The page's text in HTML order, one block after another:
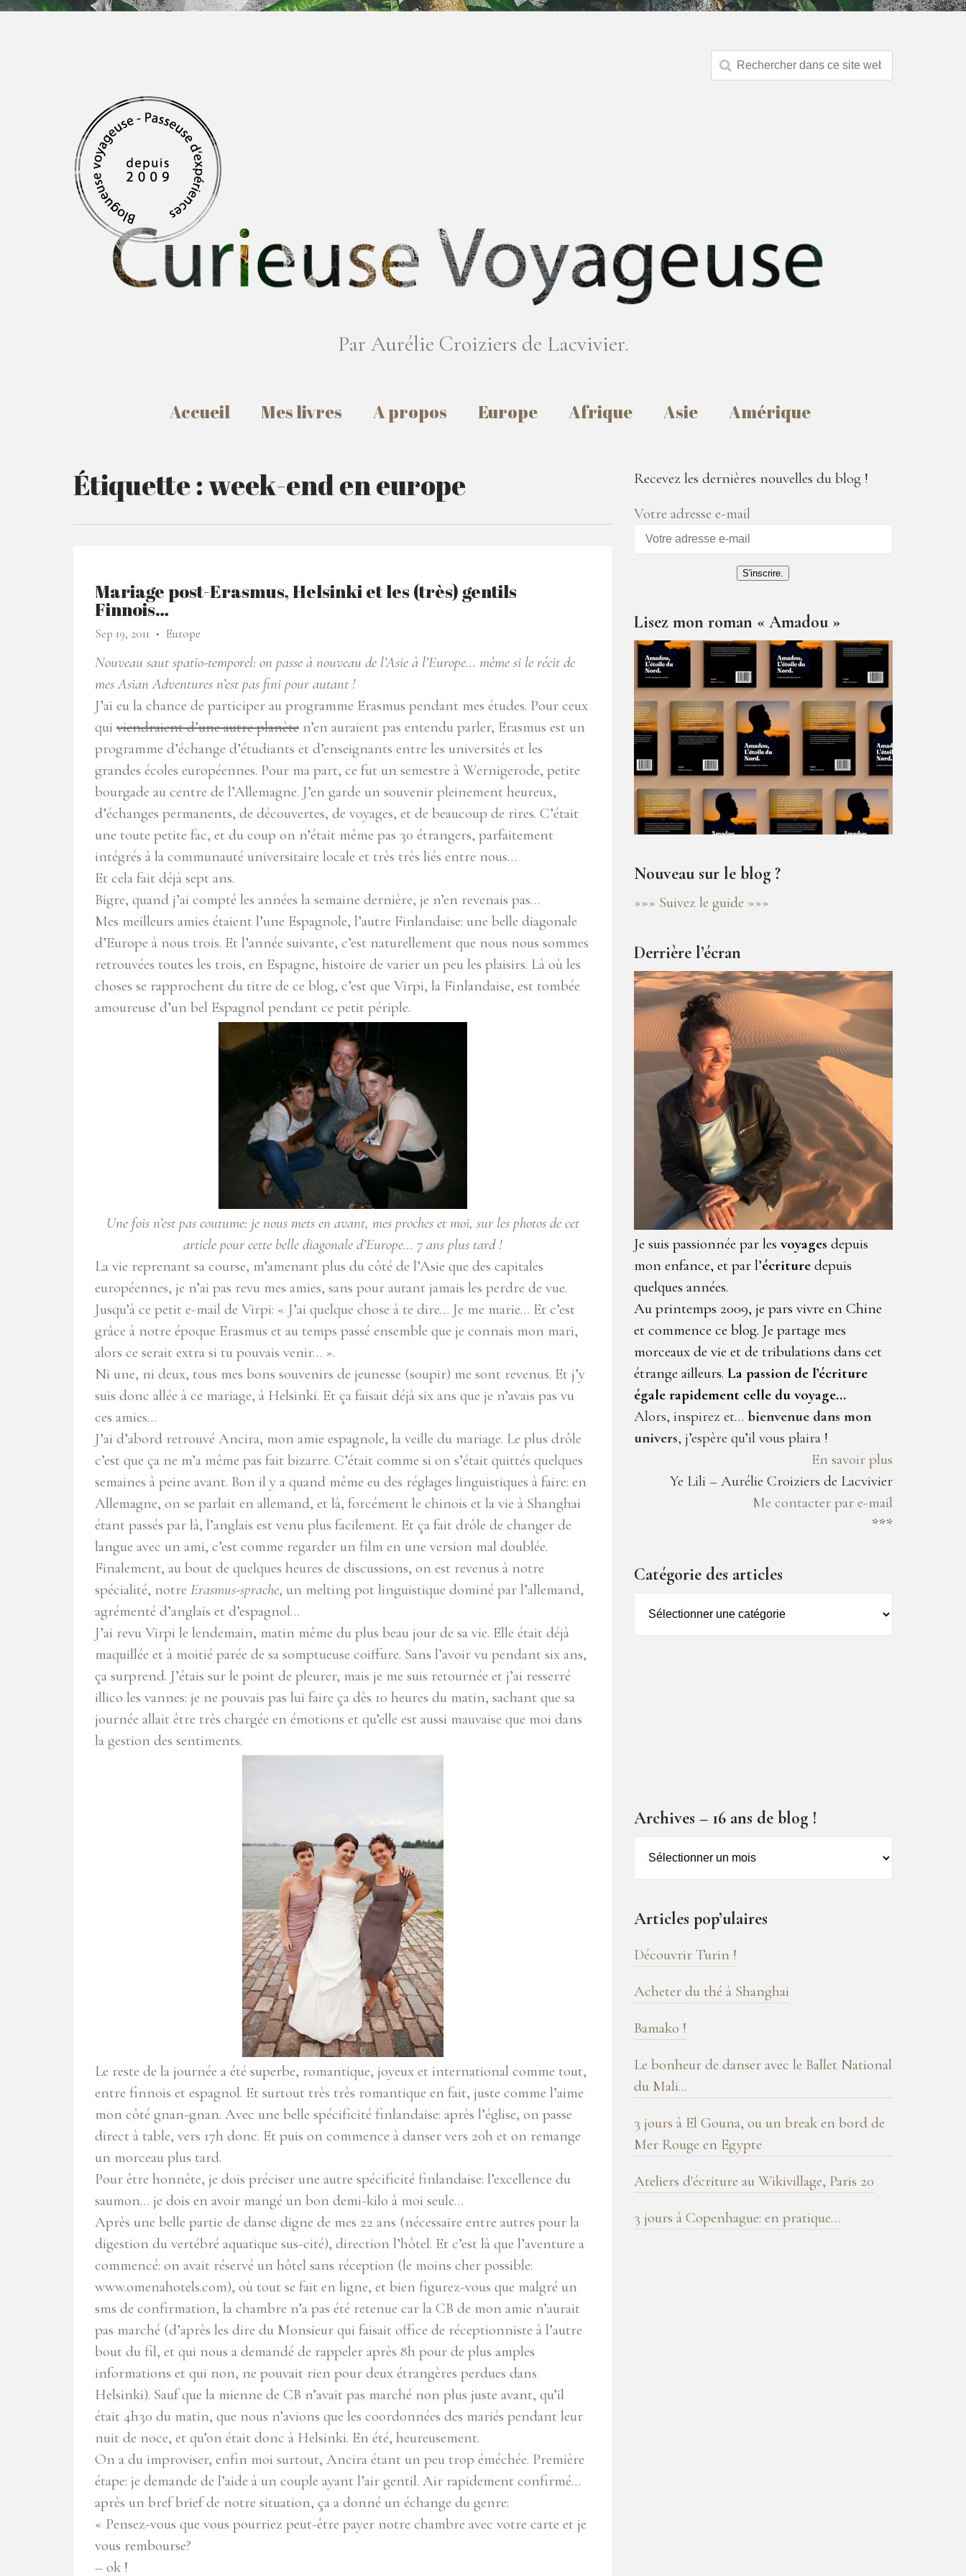
Par Aurélie Croiziers de Lacvivier.
Accueil Mes livres A propos Europe Afrique Asie Amérique
Étiquette :week-end en europe
Mariage post-Erasmus, Helsinki et les (très) gentils
Finnois…
Sep 19, 2011 ● Europe
Nouveau saut spatio-temporel: on passe à nouveau de l’Asie à l’Europe… même si le récit de
mes Asian Adventures n’est pas fini pour autant !
J’ai eu la chance de participer au programme Erasmus pendant mes études. Pour ceux
qui viendraient d’une autre planète n’en auraient pas entendu parler, Erasmus est un
programme d’échange d’étudiants et d’enseignants entre les universités et les
grandes écoles européennes. Pour ma part, ce fut un semestre à Wernigerode, petite
bourgade au centre de l’Allemagne. J’en garde un souvenir pleinement heureux,
d’échanges permanents, de découvertes, de voyages, et de beaucoup de rires. C’était
une toute petite fac, et du coup on n’était même pas 30 étrangers, parfaitement
intégrés à la communauté universitaire locale et très très liés entre nous…
Et cela fait déjà sept ans.
Bigre, quand j’ai compté les années la semaine dernière, je n’en revenais pas…
Mes meilleurs amies étaient l’une Espagnole, l’autre Finlandaise: une belle diagonale
d’Europe à nous trois. Et l’année suivante, c’est naturellement que nous nous sommes
retrouvées toutes les trois, en Espagne, histoire de varier un peu les plaisirs. Là où les
choses se rapprochent du titre de ce blog, c’est que Virpi, la Finlandaise, est tombée
amoureuse d’un bel Espagnol pendant ce petit périple.
Une fois n’est pas coutume: je nous mets en avant, mes proches et moi, sur les photos de cet
article pour cette belle diagonale d’Europe… 7 ans plus tard !
La vie reprenant sa course, m’amenant plus du côté de l’Asie que des capitales
européennes, je n’ai pas revu mes amies, sans pour autant jamais les perdre de vue.
Jusqu’à ce petit e-mail de Virpi: « J’ai quelque chose à te dire… Je me marie… Et c’est
grâce à notre époque Erasmus et au temps passé ensemble que je connais mon mari,
alors ce serait extra si tu pouvais venir… ».
Ni une, ni deux, tous mes bons souvenirs de jeunesse (soupir) me sont revenus. Et j’y
suis donc allée à ce mariage, à Helsinki. Et ça faisait déjà six ans que je n’avais pas vu
ces amies…
J’ai d’abord retrouvé Ancira, mon amie espagnole, la veille du mariage. Le plus drôle
c’est que ça ne m’a même pas fait bizarre. C’était comme si on s’était quittés quelques
semaines à peine avant. Bon il y a quand même eu des réglages linguistiques à faire: en
Allemagne, on se parlait en allemand, et là, forcément le chinois et la vie à Shanghai
étant passés par là, l’anglais est venu plus facilement. Et ça fait drôle de changer de
langue avec un ami, c’est comme regarder un film en une version mal doublée.
Finalement, au bout de quelques heures de discussions, on est revenus à notre
spécialité, notre Erasmus-sprache, un melting pot linguistique dominé par l’allemand,
agrémenté d’anglais et d’espagnol…
J’ai revu Virpi le lendemain, matin même du plus beau jour de sa vie. Elle était déjà
maquillée et à moitié parée de sa somptueuse coiffure. Sans l’avoir vu pendant six ans,
ça surprend. J’étais sur le point de pleurer, mais je me suis retournée et j’ai resserré
illico les vannes: je ne pouvais pas lui faire ça dès 10 heures du matin, sachant que sa
journée allait être très chargée en émotions et qu’elle est aussi mauvaise que moi dans
la gestion des sentiments.
Le reste de la journée a été superbe, romantique, joyeux et international comme tout,
entre finnois et espagnol. Et surtout très très romantique en fait, juste comme l’aime
mon côté gnan-gnan. Avec une belle spécificité finlandaise: après l’église, on passe
direct à table, vers 17h donc. Et puis on commence à danser vers 20h et on remange
un morceau plus tard.
Pour être honnête, je dois préciser une autre spécificité finlandaise: l’excellence du
saumon… je dois en avoir mangé un bon demi-kilo à moi seule…
Après une belle partie de danse digne de mes 22 ans (nécessaire entre autres pour la
digestion du vertébré aquatique sus-cité), direction l’hôtel. Et c’est là que l’aventure a
commencé: on avait réservé un hôtel sans réception (le moins cher possible:
www.omenahotels.com), où tout se fait en ligne, et bien figurez-vous que malgré un
sms de confirmation, la chambre n’a pas été retenue car la CB de mon amie n’aurait
pas marché (d’après les dire du Monsieur qui faisait office de réceptionniste à l’autre
bout du fil, et qui nous a demandé de rappeler après 8h pour de plus amples
informations et qui non, ne pouvait rien pour deux étrangères perdues dans
Helsinki). Sauf que la mienne de CB n’avait pas marché non plus juste avant, qu’il
était 4h30 du matin, que nous n’avions que les coordonnées des mariés pendant leur
nuit de noce, et qu’on était donc à Helsinki. En été, heureusement.
On a du improviser, enfin moi surtout, Ancira étant un peu trop éméchée. Première
étape: je demande de l’aide à un couple ayant l’air gentil. Air rapidement confirmé…
après un bref brief de notre situation, ça a donné un échange du genre:
« Pensez-vous que vous pourriez peut-être payer notre chambre avec votre carte et je
vous rembourse?
– ok !
Recevez les dernières nouvelles du blog !
Votre adresse e-mail
S'inscrire.
Lisez mon roman « Amadou »
Nouveau sur le blog ?
»»» Suivez le guide »»»
Derrière l’écran
Je suis passionnée par les voyages depuis
mon enfance, et par l’écriture depuis
quelques années.
Au printemps 2009, je pars vivre en Chine
et commence ce blog. Je partage mes
morceaux de vie et de tribulations dans cet
étrange ailleurs. La passion de l’écriture
égale rapidement celle du voyage…
Alors, inspirez et… bienvenue dans mon
univers, j’espère qu’il vous plaira !
En savoir plus
Ye Lili – Aurélie Croiziers de Lacvivier
Me contacter par e-mail
***
Catégorie des articles
des
Archives – 16 ans de blog !
de
blog
!
Articles pop’ulaires
Découvrir Turin !
Acheter du thé à Shanghai
Bamako !
Le bonheur de danser avec le Ballet National
du Mali...
3 jours à El Gouna, ou un break en bord de
Mer Rouge en Egypte
Ateliers d'écriture au Wikivillage, Paris 20
3 jours à Copenhague: en pratique…